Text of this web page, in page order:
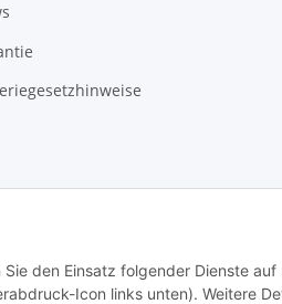
den Einsatz folgender Dienste auf
Icon links unten). Weitere